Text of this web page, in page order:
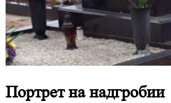
Портрет на надгробии